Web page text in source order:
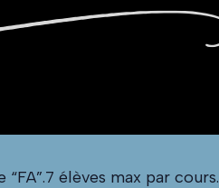
élèves max par cours.